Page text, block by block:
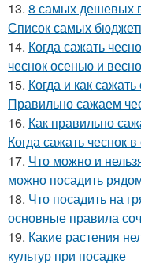
13. 8 самых дешевых
Список самых
14. Когда сажать
чеснок осенью и
15. Когда и как
Правильно сажаем
16. Как правильно
Когда сажать чеснок
17. Что можно и
можно посадить
18. Что посадить на
основные правила
19. Какие растения
культур при посадке